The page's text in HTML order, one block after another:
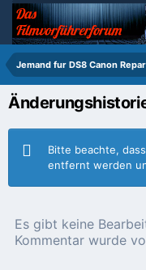
Jemand fur DS8 Canon
Bitte beachte,
entfernt werden
Es gibt keine
Kommentar wurde